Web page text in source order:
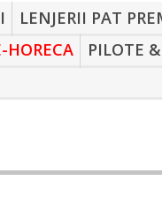
LENJERII PAT
HORECA PILOTE